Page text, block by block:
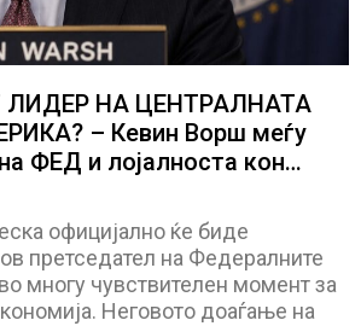
ЛИДЕР НА ЦЕНТРАЛНАТА
– Кевин Ворш меѓу
ФЕД и лојалноста кон
официјално ќе биде
претседател на Федералните
многу чувствителен момент за
Неговото доаѓање на